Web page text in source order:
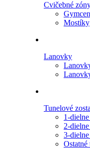
Cvičebné
Mostíky
Lanovky
Tunelové
1-
2-
3-
Ostatné